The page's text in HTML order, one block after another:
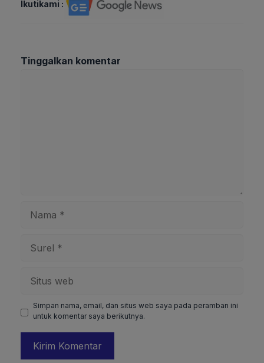
Ikutikami :
Tinggalkan komentar
web
Simpan nama, email, dan situs web saya pada peramban ini
untuk komentar saya berikutnya.